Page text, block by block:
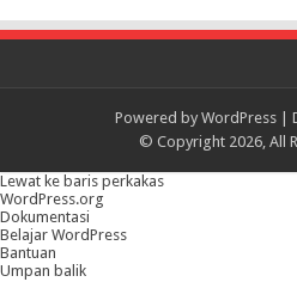
Powered by WordPress|
© Copyright 2026, All
Lewat ke baris perkakas
Tentang
WordPress
WordPress.org
Dokumentasi
Belajar WordPress
Bantuan
Umpan balik